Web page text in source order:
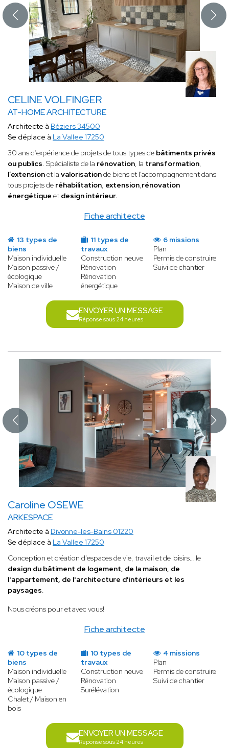
CELINE VOLFINGER
AT-HOME ARCHITECTURE
Fiche architecte
Architecte à Béziers 34500
Se déplace à La Vallee 17250
30 ans d’expérience de projets de tous types de bâtiments privés
ou publics. Spécialiste de la rénovation, la transformation,
l’extensionet la valorisationde biens et l'accompagnement dans
tous projets de réhabilitation, extension,rénovation
énergétique et design intérieur.
13 types de
biens
Maison individuelle
Maison passive /
écologique
Maison de ville
11 types de
travaux
Construction neuve
Rénovation
Rénovation
énergétique
6 missions
Plan
Permis de construire
Suivi de chantier
ENVOYER UN MESSAGE
Réponse sous 24 heures
Caroline OSEWE
ARKESPACE
Fiche architecte
Architecte à Divonne-les-Bains 01220
Se déplace à La Vallee 17250
Conception et création d'espaces de vie, travail et de loisirs… le
design du bâtiment de logement, de la maison, de
l'appartement, de l'architecture d'intérieurs et les
paysages.
Nous créons pour et avec vous!
10 types de
biens
Maison individuelle
Maison passive /
écologique
Chalet / Maison en
bois
10 types de
travaux
Construction neuve
Rénovation
Surélévation
4 missions
Plan
Permis de construire
Suivi de chantier
ENVOYER UN MESSAGE
Réponse sous 24 heures